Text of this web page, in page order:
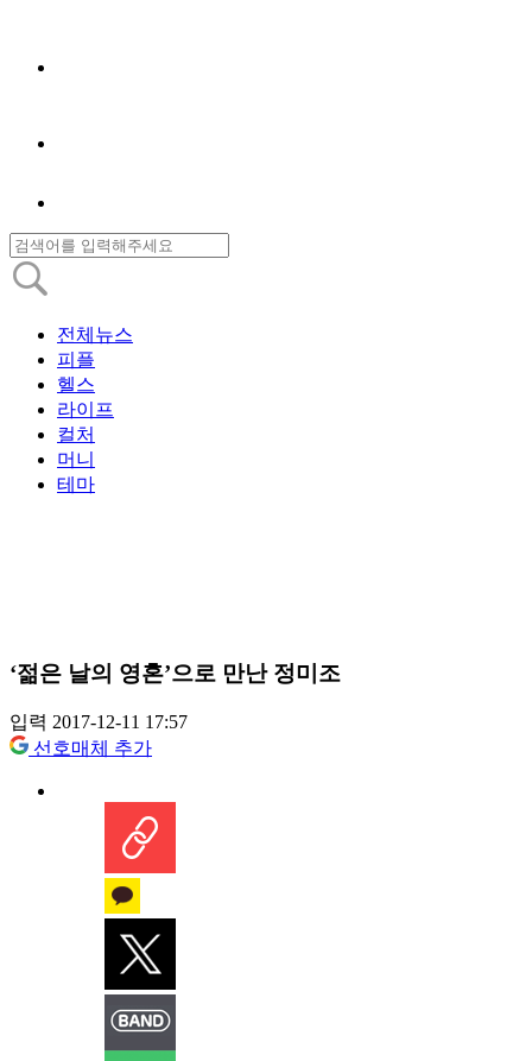
전체뉴스
피플
헬스
라이프
컬처
머니
테마
‘젊은 날의 영혼’으로 만난 정미조
입력 2017-12-11 17:57
선호매체 추가